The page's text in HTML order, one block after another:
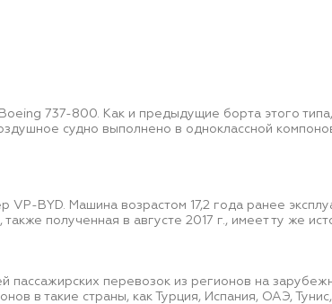
737-800. Как и предыдущие борта этого
судно выполнено в одноклассной
BYD. Машина возрастом 17,2 года ранее
полученная в августе 2017 г., имеет ту же
перевозок из регионов на
в такие страны, как Турция, Испания, ОАЭ,